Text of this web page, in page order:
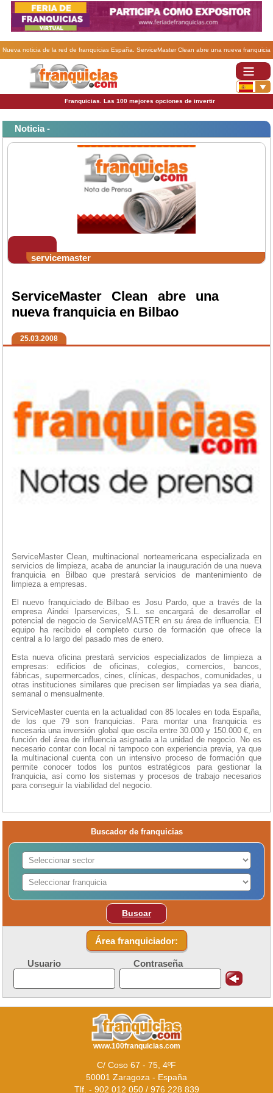
Nueva noticia de la red de franquicias España. ServiceMaster Clean abre una nueva franquicia
Franquicias. Las 100 mejores opciones de invertir
Noticia -
servicemaster
ServiceMaster Clean abre una
nueva franquicia en Bilbao
25.03.2008
ServiceMaster Clean, multinacional norteamericana especializada en
servicios de limpieza, acaba de anunciar la inauguración de una nueva
franquicia en Bilbao que prestará servicios de mantenimiento de
limpieza a empresas.
El nuevo franquiciado de Bilbao es Josu Pardo, que a través de la
empresa Aindei Iparservices, S.L. se encargará de desarrollar el
potencial de negocio de ServiceMASTER en su área de influencia. El
equipo ha recibido el completo curso de formación que ofrece la
central a lo largo del pasado mes de enero.
Esta nueva oficina prestará servicios especializados de limpieza a
empresas: edificios de oficinas, colegios, comercios, bancos,
fábricas, supermercados, cines, clínicas, despachos, comunidades, u
otras instituciones similares que precisen ser limpiadas ya sea diaria,
semanal o mensualmente.
ServiceMaster cuenta en la actualidad con 85 locales en toda España,
de los que 79 son franquicias. Para montar una franquicia es
necesaria una inversión global que oscila entre 30.000 y 150.000 €, en
función del área de influencia asignada a la unidad de negocio. No es
necesario contar con local ni tampoco con experiencia previa, ya que
la multinacional cuenta con un intensivo proceso de formación que
permite conocer todos los puntos estratégicos para gestionar la
franquicia, así como los sistemas y procesos de trabajo necesarios
para conseguir la viabilidad del negocio.
Buscador de franquicias
Buscar
Área franquiciador:
Usuario Contraseña
www.100franquicias.com
C/ Coso 67 - 75, 4ºF
50001 Zaragoza - España
Tlf. - 902 012 050 / 976 228 839